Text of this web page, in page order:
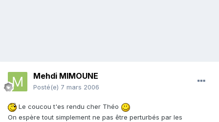
Mehdi MIMOUNE
Posté(e) 7 mars 2006
Le coucou t'es rendu cher Théo
On espère tout simplement ne pas être perturbés par les